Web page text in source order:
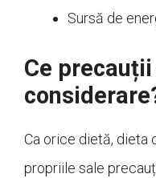
Sursă de
Ce
Ca orice dietă, dieta
propriile sale